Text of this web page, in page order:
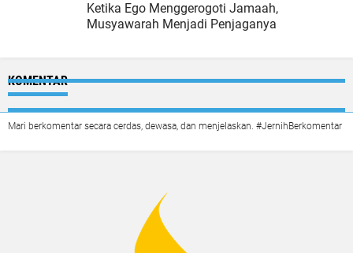
Ketika Ego Menggerogoti Jamaah,
Musyawarah Menjadi Penjaganya
KOMENTAR
Mari berkomentar secara cerdas, dewasa, dan menjelaskan. #JernihBerkomentar